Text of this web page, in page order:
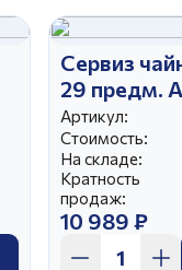
Сервиз
29 предм.
Монреаль
Артикул:
Стоимость:
На складе:
Кратность
продаж:
10 989 ₽